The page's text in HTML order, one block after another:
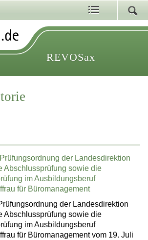
REVOSax
der Landesdirektion
Abschlussprüfung sowie die
im Ausbildungsberuf
für Büromanagement
der Landesdirektion
Abschlussprüfung sowie die
im Ausbildungsberuf
für Büromanagement vom 19. Juli